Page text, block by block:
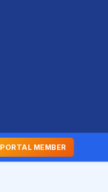
PORTAL MEMBER